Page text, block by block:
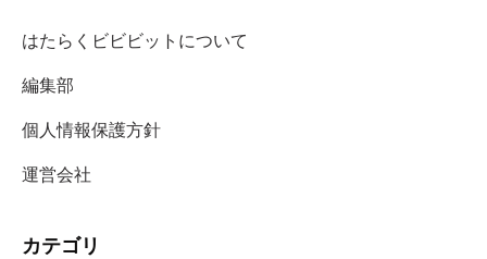
はたらくビビビットについて
編集部
個人情報保護方針
運営会社
カテゴリ